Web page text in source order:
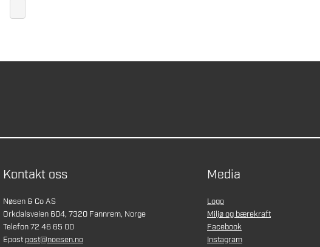
Kontakt oss
Nøsen & Co AS
Orkdalsveien 604, 7320 Fannrem, Norge
Telefon 72 46 65 00
Epost post@noesen.no
Media
Logo
Miljø og bærekraft
Facebook
Instagram